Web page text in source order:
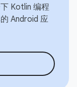
Kotlin 编程
Android 应